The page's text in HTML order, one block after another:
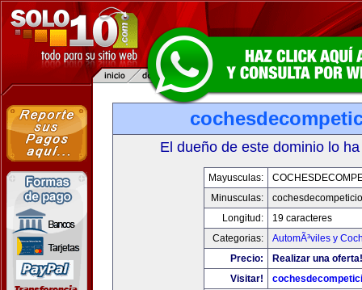
El dueño de este dominio lo
Mayusculas:
Minusculas:
Longitud:
19 caracteres
Categorias:
AutomÃ³viles y
Precio:
Realizar una oferta!
Visitar!